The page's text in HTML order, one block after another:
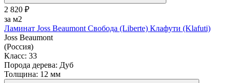
2 820 ₽
за м2
Ламинат Joss Beaumont Свобода (Liberte) Клафути (Klafuti)
Joss Beaumont
(Россия)
Класс: 33
Порода дерева: Дуб
Толщина: 12 мм